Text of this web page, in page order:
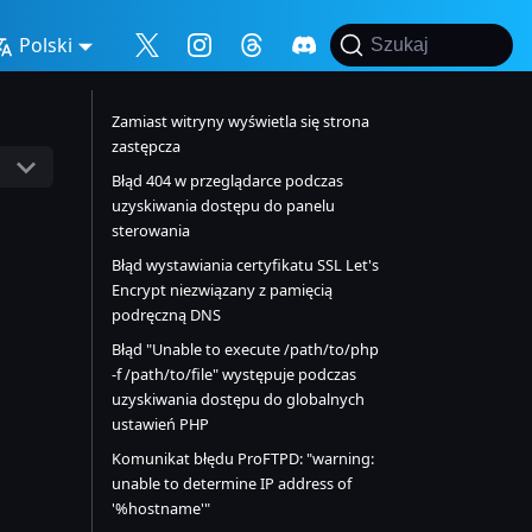
Polski Szukaj
Zamiast witryny wyświetla się strona
zastępcza
Błąd 404 w przeglądarce podczas
uzyskiwania dostępu do panelu
sterowania
Błąd wystawiania certyfikatu SSL Let's
Encrypt niezwiązany z pamięcią
podręczną DNS
Błąd "Unable to execute /path/to/php
-f /path/to/file" występuje podczas
uzyskiwania dostępu do globalnych
ustawień PHP
Komunikat błędu ProFTPD: "warning:
unable to determine IP address of
'%hostname'"